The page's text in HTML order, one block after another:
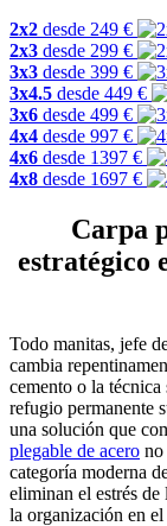
2x2 desde 249 €
2x3 desde 299 €
3x3 desde 399 €
3x4.5 desde 449 €
3x6 desde 499 €
4x4 desde 997 €
4x6 desde 1397 €
4x8 desde 1697 €
Carpa
estratégico
Todo manitas, jefe
cambia
cemento o la
refugio permanente
una solución que
plegable de acero no
categoría moderna
eliminan el estrés de
la organización en